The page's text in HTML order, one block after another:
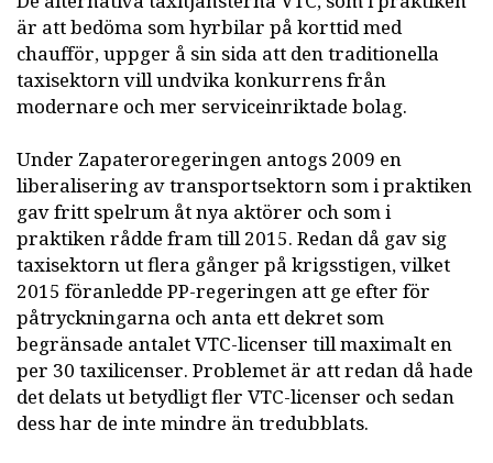
är att bedöma som hyrbilar på korttid med
chaufför, uppger å sin sida att den traditionella
taxisektorn vill undvika konkurrens från
modernare och mer serviceinriktade bolag.
Under Zapateroregeringen antogs 2009 en
liberalisering av transportsektorn som i praktiken
gav fritt spelrum åt nya aktörer och som i
praktiken rådde fram till 2015. Redan då gav sig
taxisektorn ut flera gånger på krigsstigen, vilket
2015 föranledde PP-regeringen att ge efter för
påtryckningarna och anta ett dekret som
begränsade antalet VTC-licenser till maximalt en
per 30 taxilicenser. Problemet är att redan då hade
det delats ut betydligt fler VTC-licenser och sedan
dess har de inte mindre än tredubblats.